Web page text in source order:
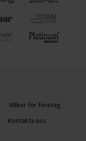
Villkor för företag
Kontakta oss